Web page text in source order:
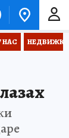
НАС НЕДВИЖКА